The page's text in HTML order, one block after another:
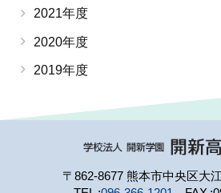
2021年度
2020年度
2019年度
〒862-8677 熊本市中央区大